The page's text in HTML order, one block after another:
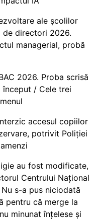
ale școlilor
de directori 2026.
managerial, probă
2026. Proba scrisă
început / Cele trei
accesul copiilor
potrivit Poliției
au fost modificate,
Centrului Național
s-a pus niciodată
pentru că merge la
minunat înțelese și